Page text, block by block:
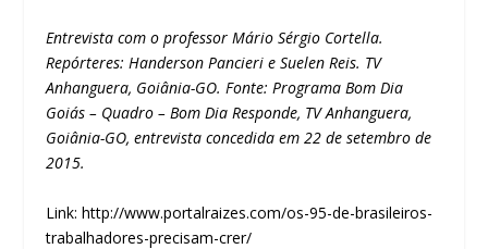
Entrevista com o professor Mário Sérgio Cortella.
Repórteres: Handerson Pancieri e Suelen Reis. TV
Anhanguera, Goiânia-GO. Fonte: Programa Bom Dia
Goiás – Quadro – Bom Dia Responde, TV Anhanguera,
Goiânia-GO, entrevista concedida em 22 de setembro de
2015.
Link: http://www.portalraizes.com/os-95-de-brasileiros-
trabalhadores-precisam-crer/